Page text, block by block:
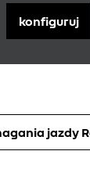
konfiguruj
jazdy